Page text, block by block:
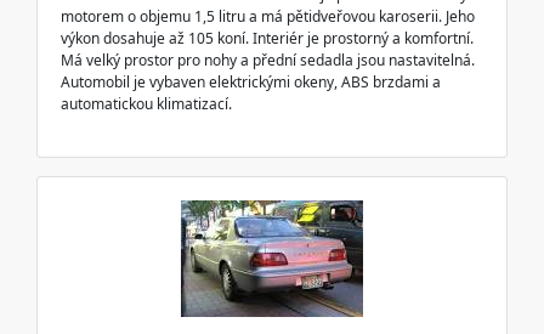
motorem o objemu 1,5 litru a má pětidveřovou karoserii. Jeho
výkon dosahuje až 105 koní. Interiér je prostorný a komfortní.
Má velký prostor pro nohy a přední sedadla jsou nastavitelná.
Automobil je vybaven elektrickými okeny, ABS brzdami a
automatickou klimatizací.